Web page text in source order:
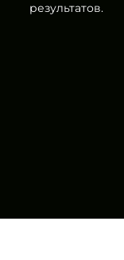
результатов.